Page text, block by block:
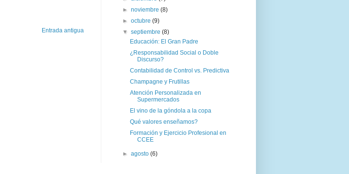
Entrada antigua
►noviembre(8)
►octubre(9)
▼septiembre(8)
Educación: El Gran Padre
¿Responsabilidad Social o Doble
Discurso?
Contabilidad de Control vs. Predictiva
Champagne y Frutillas
Atención Personalizada en
Supermercados
El vino de la góndola a la copa
Qué valores enseñamos?
Formación y Ejercicio Profesional en
CCEE
►agosto(6)